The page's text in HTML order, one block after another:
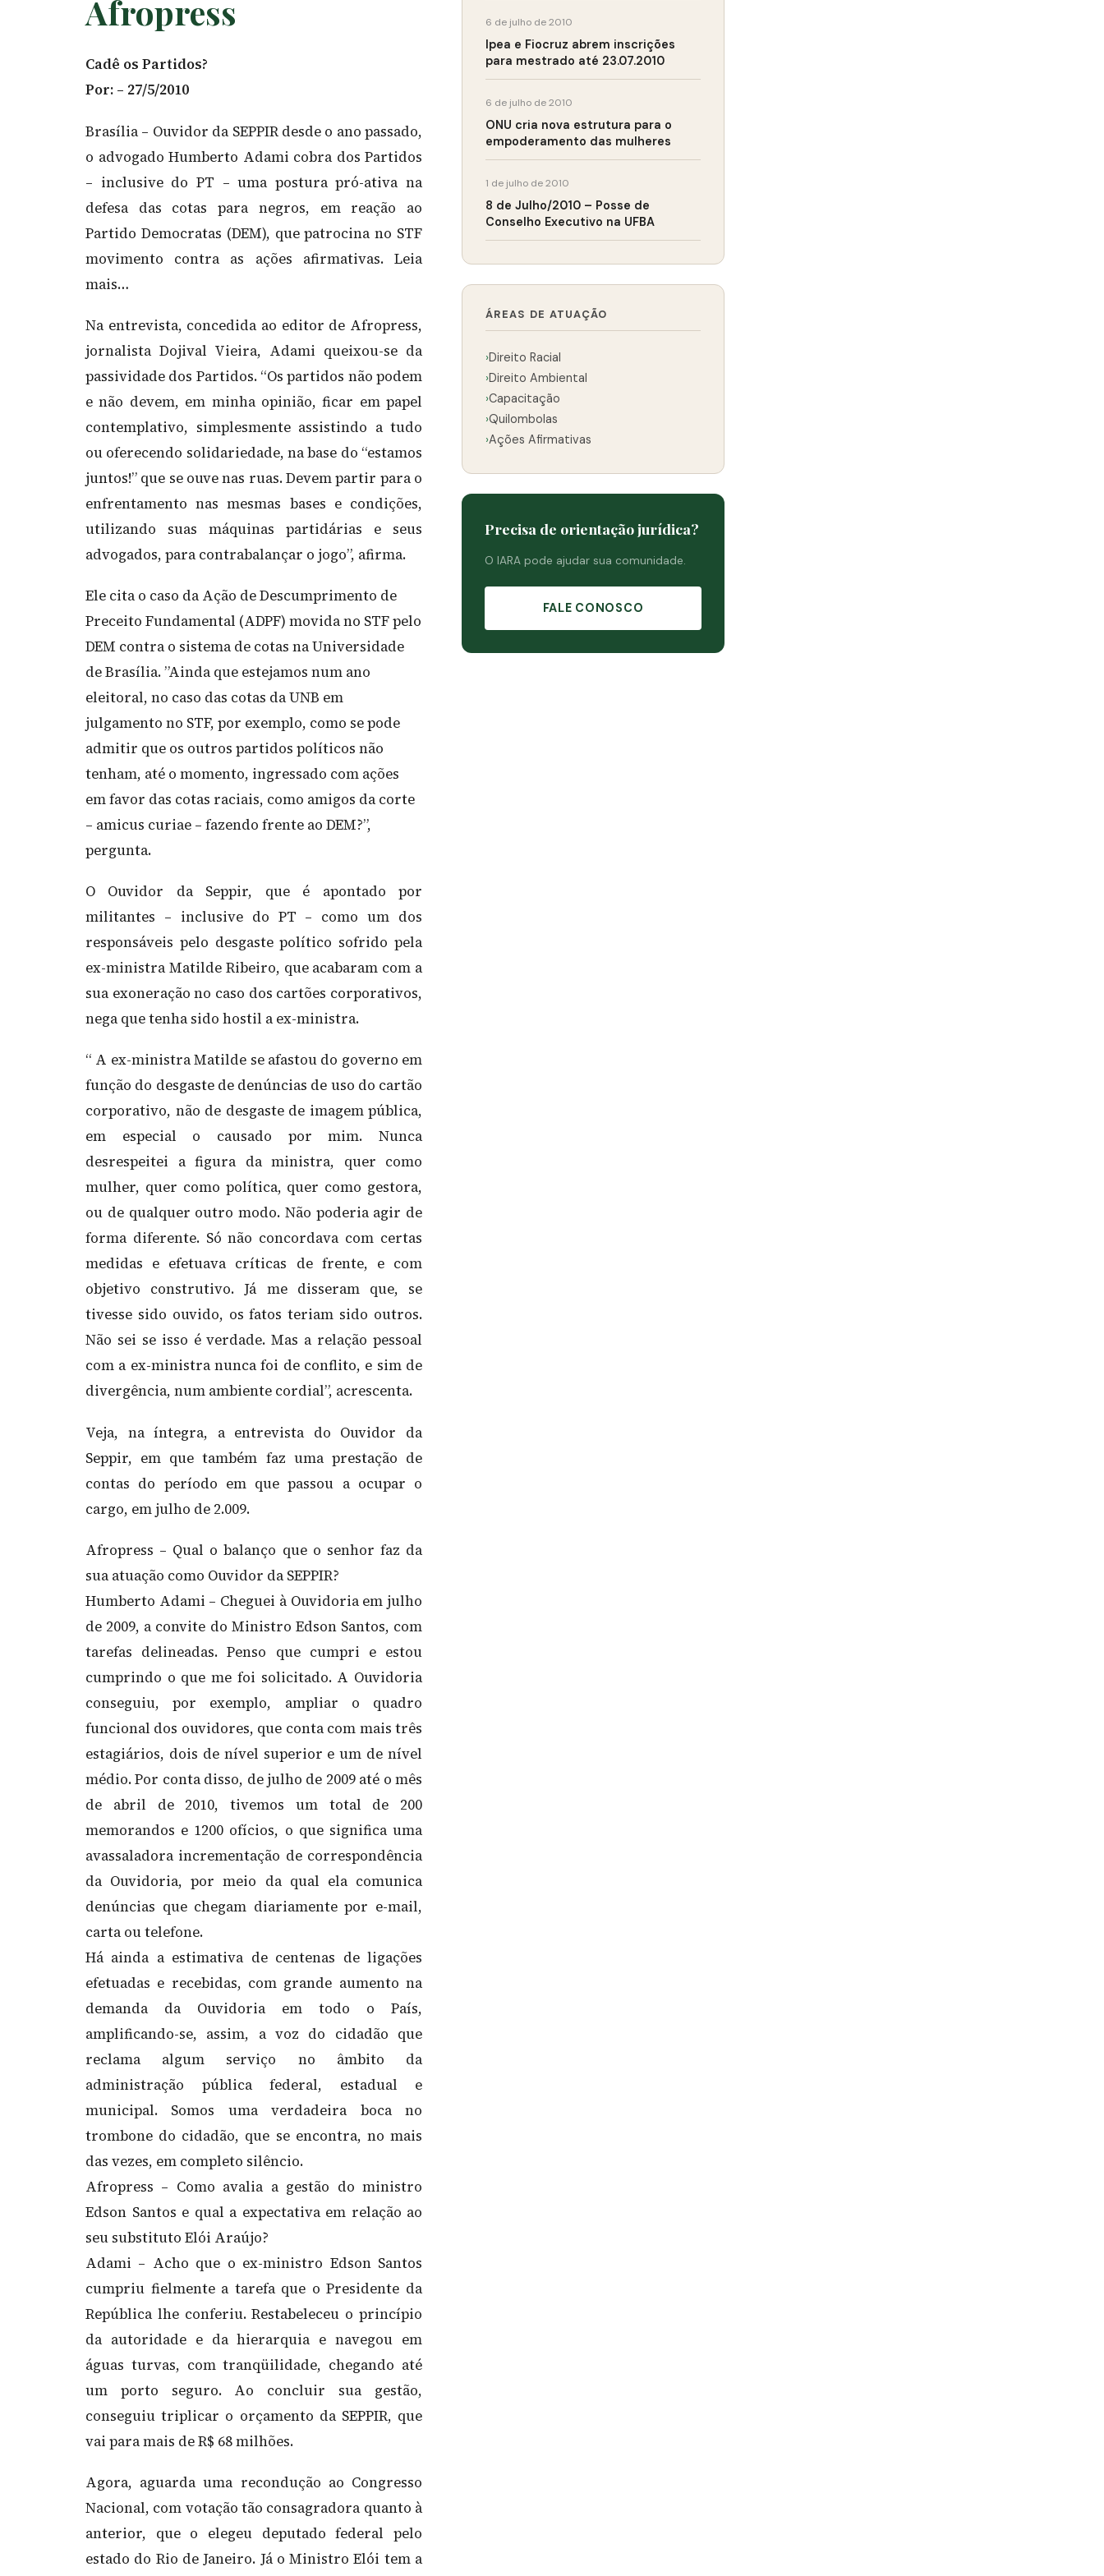
Afropress
Cadê os Partidos?
Por: – 27/5/2010
Brasília – Ouvidor da SEPPIR desde o ano passado,
o advogado Humberto Adami cobra dos Partidos
– inclusive do PT – uma postura pró-ativa na
defesa das cotas para negros, em reação ao
Partido Democratas (DEM), que patrocina no STF
movimento contra as ações afirmativas. Leia
mais…
Na entrevista, concedida ao editor de Afropress,
jornalista Dojival Vieira, Adami queixou-se da
passividade dos Partidos. “Os partidos não podem
e não devem, em minha opinião, ficar em papel
contemplativo, simplesmente assistindo a tudo
ou oferecendo solidariedade, na base do “estamos
juntos!” que se ouve nas ruas. Devem partir para o
enfrentamento nas mesmas bases e condições,
utilizando suas máquinas partidárias e seus
advogados, para contrabalançar o jogo”, afirma.
Ele cita o caso da Ação de Descumprimento de
Preceito Fundamental (ADPF) movida no STF pelo
DEM contra o sistema de cotas na Universidade
de Brasília. ”Ainda que estejamos num ano
eleitoral, no caso das cotas da UNB em
julgamento no STF, por exemplo, como se pode
admitir que os outros partidos políticos não
tenham, até o momento, ingressado com ações
em favor das cotas raciais, como amigos da corte
– amicus curiae – fazendo frente ao DEM?”,
pergunta.
O Ouvidor da Seppir, que é apontado por
militantes – inclusive do PT – como um dos
responsáveis pelo desgaste político sofrido pela
ex-ministra Matilde Ribeiro, que acabaram com a
sua exoneração no caso dos cartões corporativos,
nega que tenha sido hostil a ex-ministra.
“ A ex-ministra Matilde se afastou do governo em
função do desgaste de denúncias de uso do cartão
corporativo, não de desgaste de imagem pública,
em especial o causado por mim. Nunca
desrespeitei a figura da ministra, quer como
mulher, quer como política, quer como gestora,
ou de qualquer outro modo. Não poderia agir de
forma diferente. Só não concordava com certas
medidas e efetuava críticas de frente, e com
objetivo construtivo. Já me disseram que, se
tivesse sido ouvido, os fatos teriam sido outros.
Não sei se isso é verdade. Mas a relação pessoal
com a ex-ministra nunca foi de conflito, e sim de
divergência, num ambiente cordial”, acrescenta.
Veja, na íntegra, a entrevista do Ouvidor da
Seppir, em que também faz uma prestação de
contas do período em que passou a ocupar o
cargo, em julho de 2.009.
Afropress – Qual o balanço que o senhor faz da
sua atuação como Ouvidor da SEPPIR?
Humberto Adami – Cheguei à Ouvidoria em julho
de 2009, a convite do Ministro Edson Santos, com
tarefas delineadas. Penso que cumpri e estou
cumprindo o que me foi solicitado. A Ouvidoria
conseguiu, por exemplo, ampliar o quadro
funcional dos ouvidores, que conta com mais três
estagiários, dois de nível superior e um de nível
médio. Por conta disso, de julho de 2009 até o mês
de abril de 2010, tivemos um total de 200
memorandos e 1200 ofícios, o que significa uma
avassaladora incrementação de correspondência
da Ouvidoria, por meio da qual ela comunica
denúncias que chegam diariamente por e-mail,
carta ou telefone.
Há ainda a estimativa de centenas de ligações
efetuadas e recebidas, com grande aumento na
demanda da Ouvidoria em todo o País,
amplificando-se, assim, a voz do cidadão que
reclama algum serviço no âmbito da
administração pública federal, estadual e
municipal. Somos uma verdadeira boca no
trombone do cidadão, que se encontra, no mais
das vezes, em completo silêncio.
Afropress – Como avalia a gestão do ministro
Edson Santos e qual a expectativa em relação ao
seu substituto Elói Araújo?
Adami – Acho que o ex-ministro Edson Santos
cumpriu fielmente a tarefa que o Presidente da
República lhe conferiu. Restabeleceu o princípio
da autoridade e da hierarquia e navegou em
águas turvas, com tranqüilidade, chegando até
um porto seguro. Ao concluir sua gestão,
conseguiu triplicar o orçamento da SEPPIR, que
vai para mais de R$ 68 milhões.
Agora, aguarda uma recondução ao Congresso
Nacional, com votação tão consagradora quanto à
anterior, que o elegeu deputado federal pelo
estado do Rio de Janeiro. Já o Ministro Elói tem a
6 de julho de 2010
Ipea e Fiocruz abrem inscrições
para mestrado até 23.07.2010
6 de julho de 2010
ONU cria nova estrutura para o
empoderamento das mulheres
1 de julho de 2010
8 de Julho/2010 – Posse de
Conselho Executivo na UFBA
ÁREAS DE ATUAÇÃO
›Direito Racial
›Direito Ambiental
›Capacitação
›Quilombolas
›Ações Afirmativas
Precisa de orientação jurídica?
O IARA pode ajudar sua comunidade.
FALE CONOSCO